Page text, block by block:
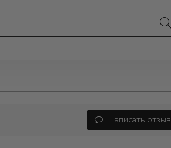
Написать отзыв